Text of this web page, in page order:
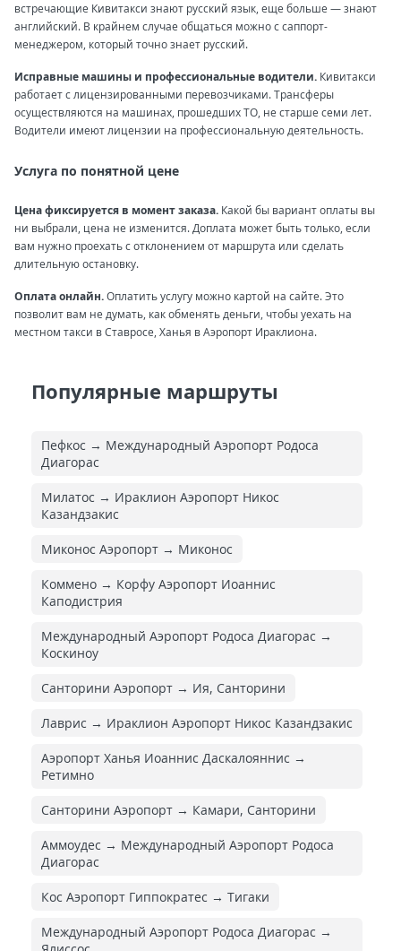
встречающие Кивитакси знают русский язык, еще больше — знают
английский. В крайнем случае общаться можно с саппорт-
менеджером, который точно знает русский.
Исправные машины и профессиональные водители. Кивитакси
работает с лицензированными перевозчиками. Трансферы
осуществляются на машинах, прошедших ТО, не старше семи лет.
Водители имеют лицензии на профессиональную деятельность.
Услуга по понятной цене
Цена фиксируется в момент заказа. Какой бы вариант оплаты вы
ни выбрали, цена не изменится. Доплата может быть только, если
вам нужно проехать с отклонением от маршрута или сделать
длительную остановку.
Оплата онлайн.Оплатить услугу можно картой на сайте. Это
позволит вам не думать, как обменять деньги, чтобы уехать на
местном такси в Ставросе, Ханья в Аэропорт Ираклиона.
Популярные маршруты
Пефкос → Международный Аэропорт Родоса
Диагорас
Милатос → Ираклион Аэропорт Никос
Казандзакис
Миконос Аэропорт → Миконос
Коммено → Корфу Аэропорт Иоаннис
Каподистрия
Международный Аэропорт Родоса Диагорас →
Коскиноу
Санторини Аэропорт → Ия, Санторини
Лаврис → Ираклион Аэропорт Никос Казандзакис
Аэропорт Ханья Иоаннис Даскалояннис →
Ретимно
Санторини Аэропорт → Камари, Санторини
Аммоудес → Международный Аэропорт Родоса
Диагорас
Кос Аэропорт Гиппократес → Тигаки
Международный Аэропорт Родоса Диагорас →